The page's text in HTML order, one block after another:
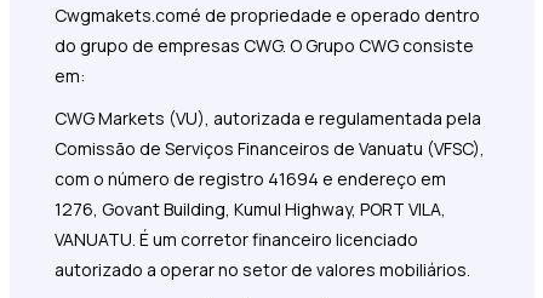
Cwgmakets.comé de propriedade e operado dentro
do grupo de empresas CWG. O Grupo CWG consiste
em:
CWG Markets (VU), autorizada e regulamentada pela
Comissão de Serviços Financeiros de Vanuatu (VFSC),
com o número de registro 41694 e endereço em
1276, Govant Building, Kumul Highway, PORT VILA,
VANUATU. É um corretor financeiro licenciado
autorizado a operar no setor de valores mobiliários.